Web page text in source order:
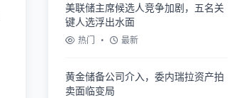
美联储主席候选人竞争加剧，五名关
键人选浮出水面
热门 • 最新
黄金储备公司介入，委内瑞拉资产拍
卖面临变局